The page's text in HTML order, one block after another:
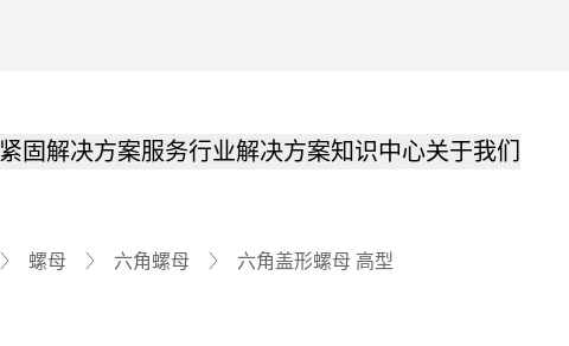
紧固解决方案服务行业解决方案知识中心关于我们
螺母 六角螺母 六角盖形螺母 高型